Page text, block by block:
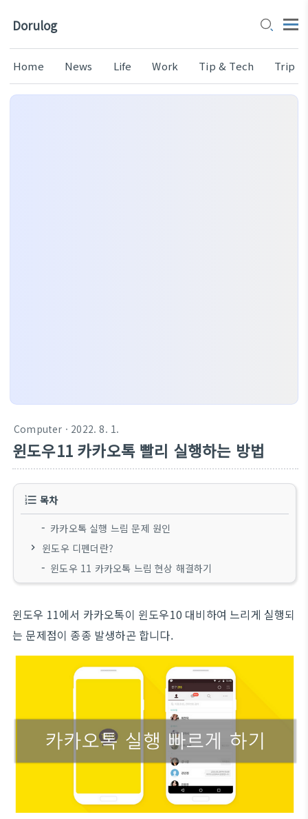
Dorulog
Home News Life Work Tip & Tech Trip
Computer · 2022. 8. 1.
윈도우11 카카오톡 빨리 실행하는 방법
목차
카카오톡 실행 느림 문제 원인
윈도우 디펜더란?
윈도우 11 카카오톡 느림 현상 해결하기
윈도우 11에서 카카오톡이 윈도우10 대비하여 느리게 실행되
는 문제점이 종종 발생하곤 합니다.